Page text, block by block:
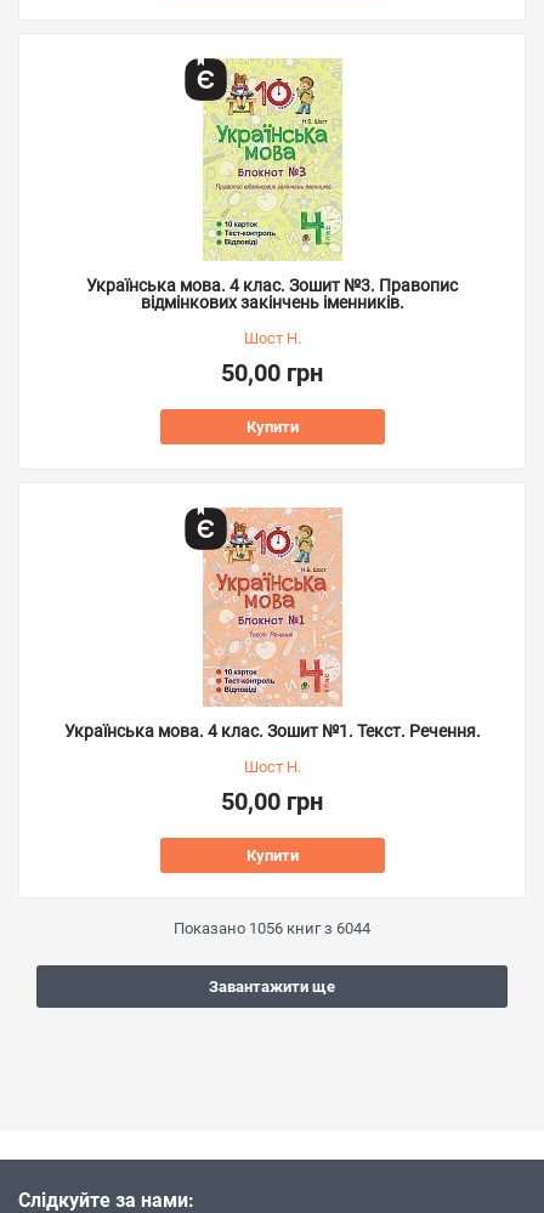
Українська мова. 4 клас. Зошит №3. Правопис
відмінкових закінчень іменників.
Шост Н.
50,00 грн
Купити
Українська мова. 4 клас. Зошит №1. Текст. Речення.
Шост Н.
50,00 грн
Купити
Показано 1056 книг з 6044
Завантажити ще
Слідкуйте за нами: